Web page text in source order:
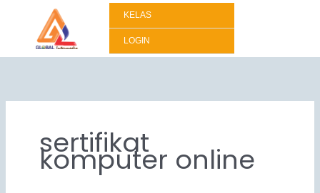
konten
KELAS
LOGIN
sertifikat
komputer online